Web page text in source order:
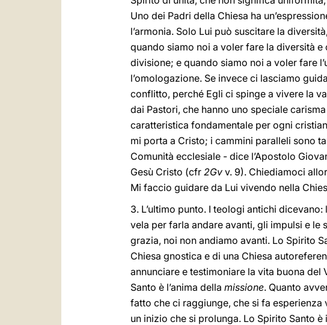
Uno dei Padri della Chiesa ha
l’armonia. Solo Lui può suscitare la
quando siamo noi a voler fare la diversità
divisione; e quando siamo noi a voler fare
l’omologazione. Se invece ci lasciamo
conflitto, perché Egli ci spinge a vivere la
dai Pastori, che hanno uno speciale
caratteristica fondamentale per ogni
mi porta a Cristo; i cammini paralleli sono
Comunità ecclesiale - dice l’Apostolo
Gesù Cristo (cfr 2Gv v. 9). Chiediamoci
Mi faccio guidare da Lui vivendo nella
3. L’ultimo punto. I teologi antichi
vela per farla andare avanti, gli impulsi e le
grazia, noi non andiamo avanti. Lo Spirito
Chiesa gnostica e di una Chiesa
annunciare e testimoniare la vita buona
Santo è l’anima della missione. Quanto
fatto che ci raggiunge, che si fa esperienza
un inizio che si prolunga. Lo Spirito Santo